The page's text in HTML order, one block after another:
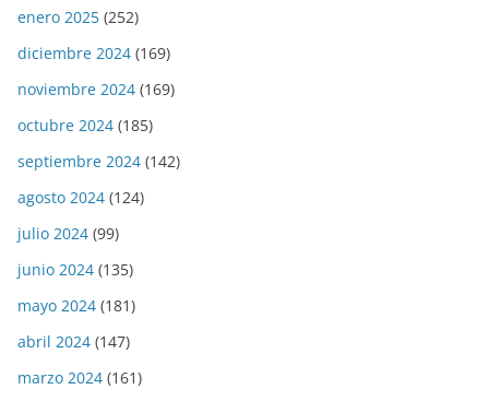
enero 2025 (252)
diciembre 2024 (169)
noviembre 2024 (169)
octubre 2024 (185)
septiembre 2024 (142)
agosto 2024 (124)
julio 2024 (99)
junio 2024 (135)
mayo 2024 (181)
abril 2024 (147)
marzo 2024 (161)